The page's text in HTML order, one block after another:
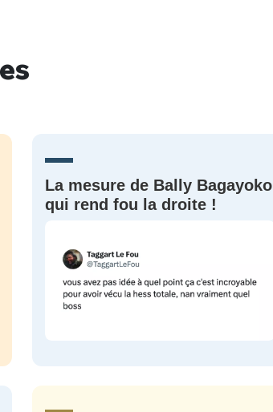
La mesure de Bally Bagayoko
qui rend fou la droite !
PSEUDO
proposer ?
Ma propre
sélection